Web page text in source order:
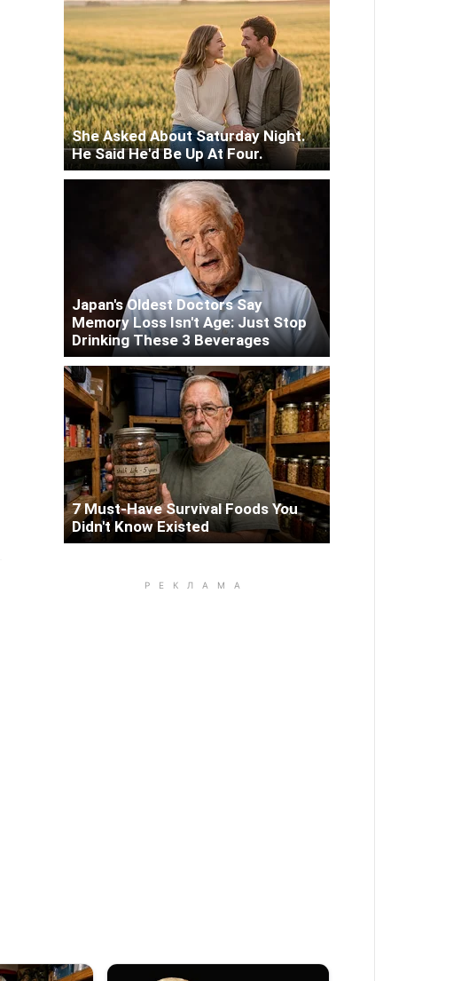
She Asked About Saturday Night.
He Said He'd Be Up At Four.
Japan's Oldest Doctors Say
Memory Loss Isn't Age: Just Stop
Drinking These 3 Beverages
7 Must-Have Survival Foods You
Didn't Know Existed